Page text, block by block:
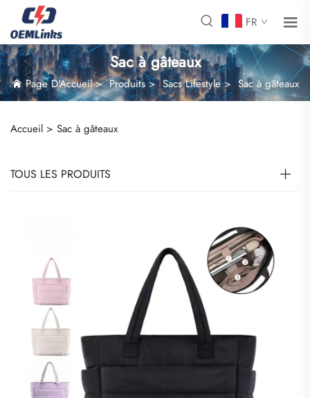
FR
Sac à gâteaux
Page D'Accueil>Produits>Sacs Lifestyle>Sac à gâteaux
Accueil > Sac à gâteaux
TOUS LES PRODUITS